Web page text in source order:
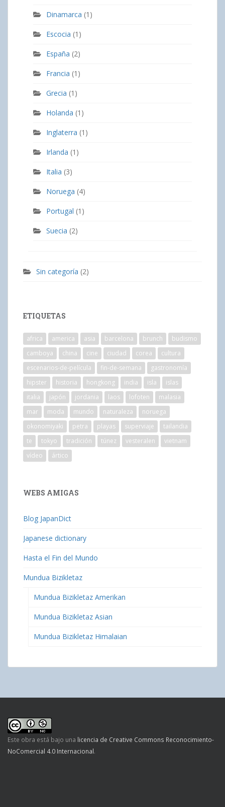
Dinamarca (1)
Escocia (1)
España (2)
Francia (1)
Grecia (1)
Holanda (1)
Inglaterra (1)
Irlanda (1)
Italia (3)
Noruega (4)
Portugal (1)
Suecia (2)
Sin categoría (2)
ETIQUETAS
africa america asia barcelona brunch
budismo
camboya
china cine ciudad corea
cultura
escenarios-de-película
fin-de-semana
gastronomía
hipster
historia hongkong india isla
islas
italia
japón jordania laos lofoten
malasia
mar
moda mundo naturaleza
noruega
okonomiyaki
petra playas superviaje
tailandia
te
tokyo tradición túnez vesteralen
vietnam
vídeo
ártico
WEBS AMIGAS
Blog JapanDict
Japanese dictionary
Hasta el Fin del Mundo
Mundua Bizikletaz
Mundua Bizikletaz Amerikan
Mundua Bizikletaz Asian
Mundua Bizikletaz Himalaian
Este obra está bajo una licencia de Creative Commons Reconocimiento-
NoComercial 4.0 Internacional.